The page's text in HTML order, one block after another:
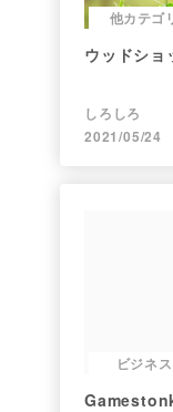
他カテゴ
ウッドシ
しろしろ
2021/05/24
ビジネス